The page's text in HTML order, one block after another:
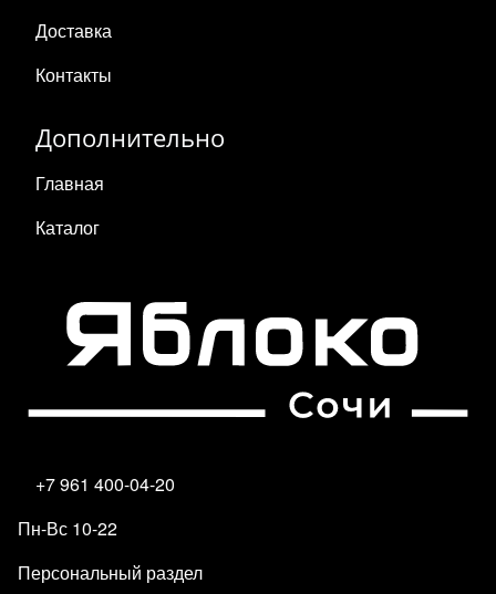
Доставка
Контакты
Дополнительно
Главная
Каталог
+7 961 400-04-20
Пн-Вс 10-22
Персональный раздел